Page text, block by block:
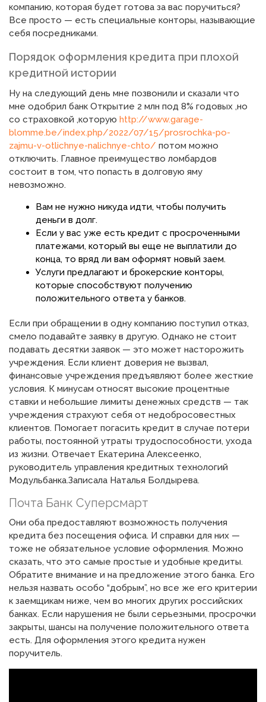
компанию, которая будет готова за вас поручиться?
Все просто — есть специальные конторы, называющие
себя посредниками.
Порядок оформления кредита при плохой
кредитной истории
Ну на следующий день мне позвонили и сказали что
мне одобрил банк Открытие 2 млн под 8% годовых ,но
со страховкой ,которую http://www.garage-
blomme.be/index.php/2022/07/15/prosrochka-po-
zajmu-v-otlichnye-nalichnye-chto/ потом можно
отключить. Главное преимущество ломбардов
состоит в том, что попасть в долговую яму
невозможно.
Вам не нужно никуда идти, чтобы получить
деньги в долг.
Если у вас уже есть кредит с просроченными
платежами, который вы еще не выплатили до
конца, то вряд ли вам оформят новый заем.
Услуги предлагают и брокерские конторы,
которые способствуют получению
положительного ответа у банков.
Если при обращении в одну компанию поступил отказ,
смело подавайте заявку в другую. Однако не стоит
подавать десятки заявок — это может насторожить
учреждения. Если клиент доверия не вызвал,
финансовые учреждения предъявляют более жесткие
условия. К минусам относят высокие процентные
ставки и небольшие лимиты денежных средств — так
учреждения страхуют себя от недобросовестных
клиентов. Помогает погасить кредит в случае потери
работы, постоянной утраты трудоспособности, ухода
из жизни. Отвечает Екатерина Алексеенко,
руководитель управления кредитных технологий
Модульбанка.Записалa Наталья Болдырева.
Почта Банк Суперсмарт
Они оба предоставляют возможность получения
кредита без посещения офиса. И справки для них —
тоже не обязательное условие оформления. Можно
сказать, что это самые простые и удобные кредиты.
Обратите внимание и на предложение этого банка. Его
нельзя назвать особо “добрым”, но все же его критерии
к заемщикам ниже, чем во многих других российских
банках. Если нарушения не были серьезными, просрочки
закрыты, шансы на получение положительного ответа
есть. Для оформления этого кредита нужен
поручитель.